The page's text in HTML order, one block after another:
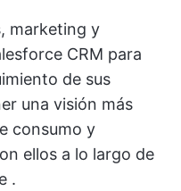
marketing y
CRM para
de sus
una visión más
consumo y
ellos a lo largo de
.